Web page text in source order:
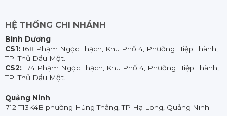
HỆ THỐNG CHI NHÁNH
Bình Dương
CS1:168 Phạm Ngọc Thạch, Khu Phố 4, Phường Hiệp Thành,
TP. Thủ Dầu Một.
CS2:174 Phạm Ngọc Thạch, Khu Phố 4, Phường Hiệp Thành,
TP. Thủ Dầu Một.
Quảng Ninh
712 T13K4B phường Hùng Thắng, TP Hạ Long, Quảng Ninh.